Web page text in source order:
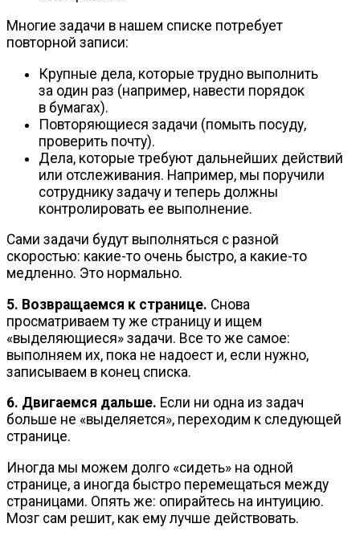
Многие задачи в нашем списке потребует
повторной записи:
Крупные дела, которые трудно выполнить
за один раз (например, навести порядок
в бумагах).
Повторяющиеся задачи (помыть посуду,
проверить почту).
Дела, которые требуют дальнейших действий
или отслеживания. Например, мы поручили
сотруднику задачу и теперь должны
контролировать ее выполнение.
Сами задачи будут выполняться с разной
скоростью: какие-то очень быстро, а какие-то
медленно. Это нормально.
5. Возвращаемся к странице. Снова
просматриваем ту же страницу и ищем
«выделяющиеся» задачи. Все то же самое:
выполняем их, пока не надоест и, если нужно,
записываем в конец списка.
6. Двигаемся дальше. Если ни одна из задач
больше не «выделяется», переходим к следующей
странице.
Иногда мы можем долго «сидеть» на одной
странице, а иногда быстро перемещаться между
страницами. Опять же: опирайтесь на интуицию.
Мозг сам решит, как ему лучше действовать.